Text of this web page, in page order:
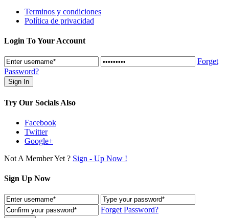
Terminos y condiciones
Política de privacidad
Login To Your Account
Forget
Password?
Try Our Socials Also
Facebook
Twitter
Google+
Not A Member Yet ? Sign - Up Now !
Sign Up Now
Forget Password?